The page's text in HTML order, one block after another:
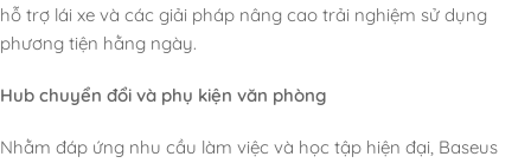
hỗ trợ lái xe và các giải pháp nâng cao trải nghiệm sử dụng
phương tiện hằng ngày.
Hub chuyển đổi và phụ kiện văn phòng
Nhằm đáp ứng nhu cầu làm việc và học tập hiện đại, Baseus